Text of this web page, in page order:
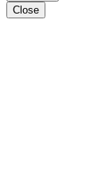
Close